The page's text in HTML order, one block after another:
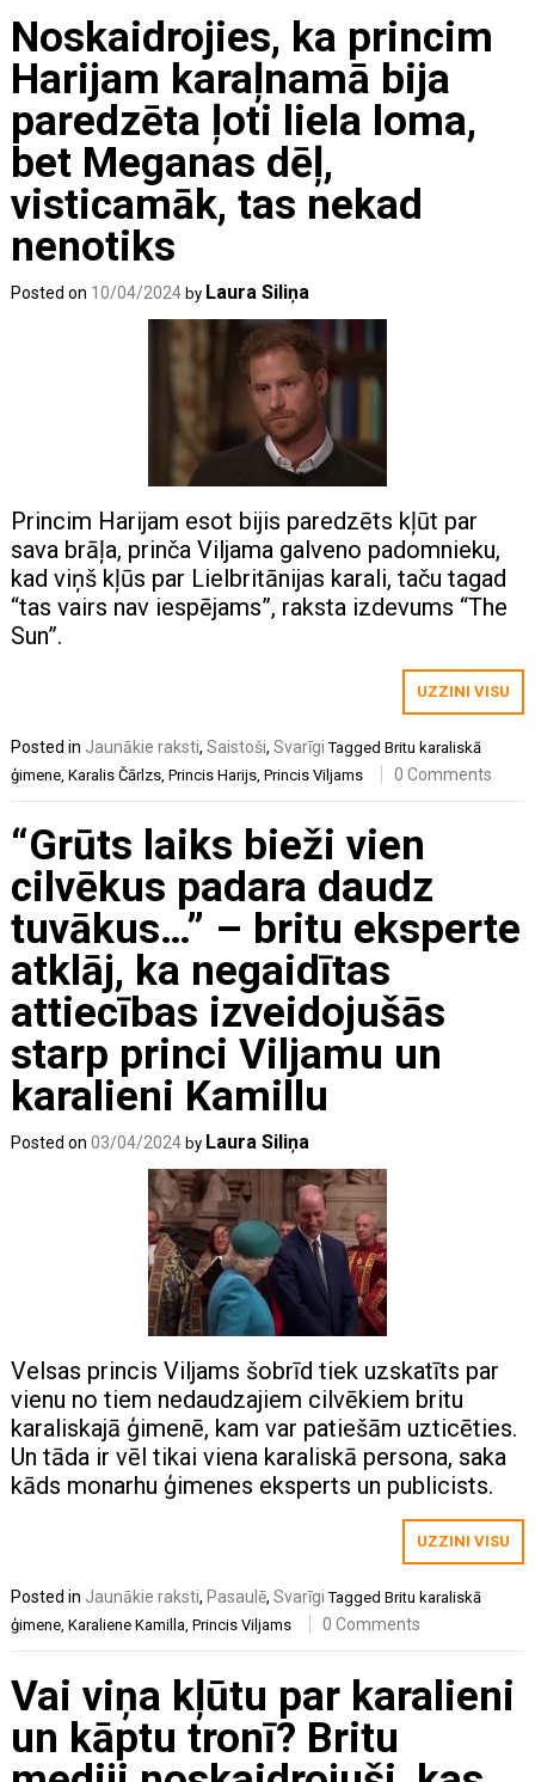
Noskaidrojies, ka princim
Harijam karaļnamā bija
paredzēta ļoti liela loma,
bet Meganas dēļ,
visticamāk, tas nekad
nenotiks
Posted on 10/04/2024 by Laura Siliņa
Princim Harijam esot bijis paredzēts kļūt par
sava brāļa, prinča Viljama galveno padomnieku,
kad viņš kļūs par Lielbritānijas karali, taču tagad
“tas vairs nav iespējams”, raksta izdevums “The
Sun”.
UZZINI VISU
Posted in Jaunākie raksti,Saistoši,Svarīgi TaggedBritu karaliskā
ģimene ,Karalis Čārlzs ,Princis Harijs ,Princis Viljams 0 Comments
“Grūts laiks bieži vien
cilvēkus padara daudz
tuvākus…” – britu eksperte
atklāj, ka negaidītas
attiecības izveidojušās
starp princi Viljamu un
karalieni Kamillu
Posted on03/04/2024 by Laura Siliņa
Velsas princis Viljams šobrīd tiek uzskatīts par
vienu no tiem nedaudzajiem cilvēkiem britu
karaliskajā ģimenē, kam var patiešām uzticēties.
Un tāda ir vēl tikai viena karaliskā persona, saka
kāds monarhu ģimenes eksperts un publicists.
UZZINI VISU
Posted in Jaunākie raksti, Pasaulē,Svarīgi TaggedBritu karaliskā
ģimene,Karaliene Kamilla,Princis Viljams 0 Comments
Vai viņa kļūtu par karalieni
un kāptu tronī? Britu